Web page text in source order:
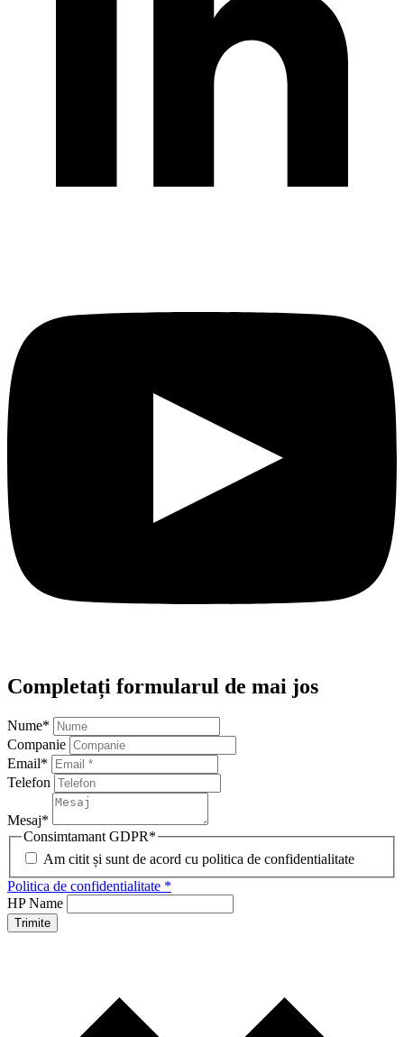
Completați formularul de mai jos
Nume*
Companie
Email*
Telefon
Mesaj*
Consimtamant GDPR*
Am citit și sunt de acord cu politica de confidentialitate
Politica de confidentialitate *
HP Name
Trimite